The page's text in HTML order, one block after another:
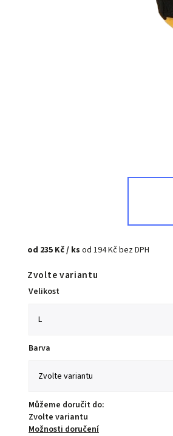
od 235 Kč/ ksod194 Kčbez DPH
Zvolte variantu
Velikost
Barva
Můžeme doručit do:
Zvolte variantu
Možnosti doručení